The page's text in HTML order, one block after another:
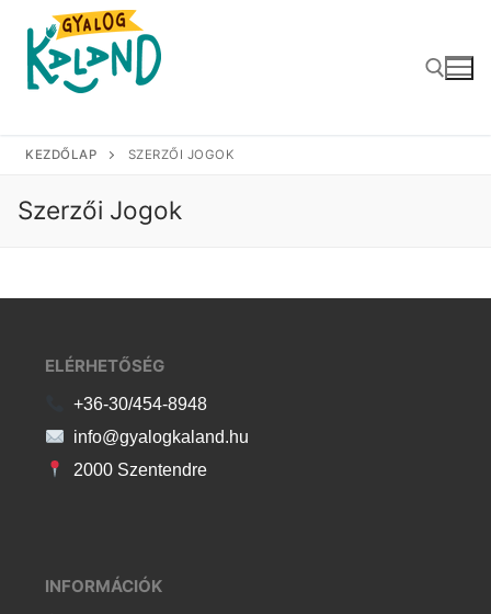
Inhalt
springen
KEZDŐLAP SZERZŐI JOGOK
Szerzői Jogok
ELÉRHETŐSÉG
+36-30/454-8948
info@gyalogkaland.hu
2000 Szentendre
INFORMÁCIÓK